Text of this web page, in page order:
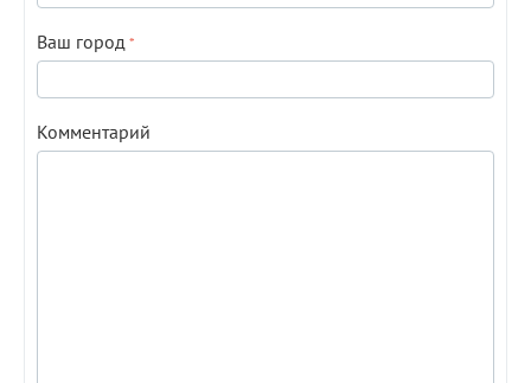
Ваш город
Комментарий